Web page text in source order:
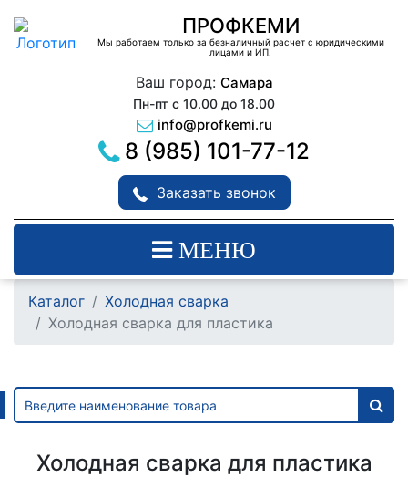
ПРОФКЕМИ
Мы работаем только за безналичный расчет с юридическими
лицами и ИП.
Ваш город: Самара
Пн-пт с 10.00 до 18.00
info@profkemi.ru
8 (985) 101-77-12
Заказать звонок
МЕНЮ
Каталог
Холодная сварка
Холодная сварка для пластика
Холодная сварка для пластика